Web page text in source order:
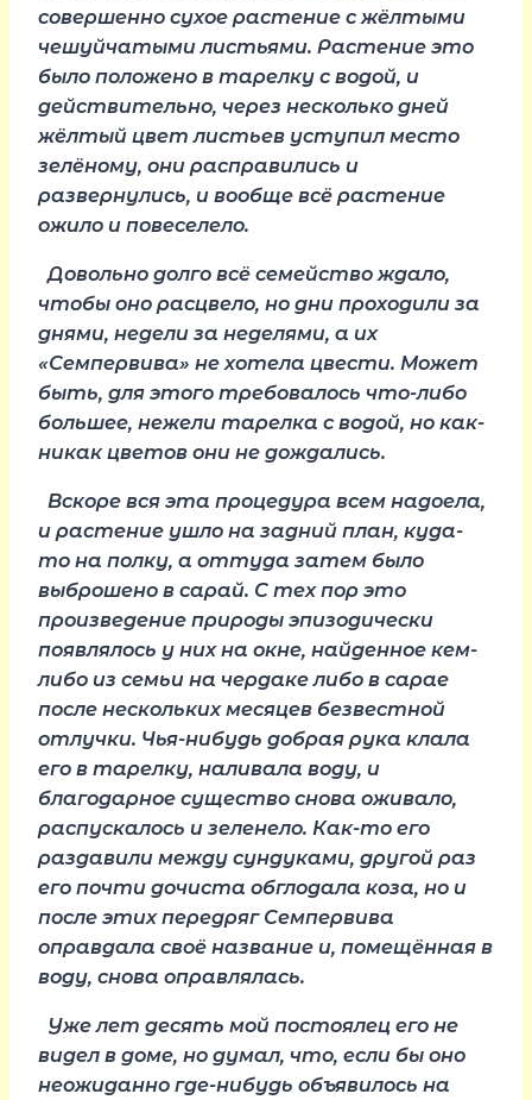
совершенно сухое растение с жёлтыми
чешуйчатыми листьями. Растение это
было положено в тарелку с водой, и
действительно, через несколько дней
жёлтый цвет листьев уступил место
зелёному, они расправились и
развернулись, и вообще всё растение
ожило и повеселело.
Довольно долго всё семейство ждало,
чтобы оно расцвело, но дни проходили за
днями, недели за неделями, а их
«Семпервива» не хотела цвести. Может
быть, для этого требовалось что-либо
большее, нежели тарелка с водой, но как-
никак цветов они не дождались.
Вскоре вся эта процедура всем надоела,
и растение ушло на задний план, куда-
то на полку, а оттуда затем было
выброшено в сарай. С тех пор это
произведение природы эпизодически
появлялось у них на окне, найденное кем-
либо из семьи на чердаке либо в сарае
после нескольких месяцев безвестной
отлучки. Чья-нибудь добрая рука клала
его в тарелку, наливала воду, и
благодарное существо снова оживало,
распускалось и зеленело. Как-то его
раздавили между сундуками, другой раз
его почти дочиста обглодала коза, но и
после этих передряг Семпервива
оправдала своё название и, помещённая в
воду, снова оправлялась.
Уже лет десять мой постоялец его не
видел в доме, но думал, что, если бы оно
неожиданно где-нибудь объявилось на